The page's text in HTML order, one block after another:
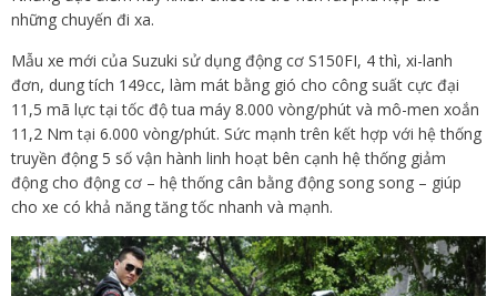
những chuyến đi xa.
Mẫu xe mới của Suzuki sử dụng động cơ S150FI, 4 thì, xi-lanh
đơn, dung tích 149cc, làm mát bằng gió cho công suất cực đại
11,5 mã lực tại tốc độ tua máy 8.000 vòng/phút và mô-men xoắn
11,2 Nm tại 6.000 vòng/phút. Sức mạnh trên kết hợp với hệ thống
truyền động 5 số vận hành linh hoạt bên cạnh hệ thống giảm
động cho động cơ – hệ thống cân bằng động song song – giúp
cho xe có khả năng tăng tốc nhanh và mạnh.